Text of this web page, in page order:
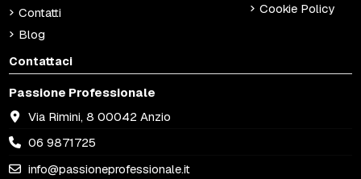
Contatti
Blog
Cookie Policy
Contattaci
Passione Professionale
Via Rimini, 8 00042 Anzio
06 9871725
info@passioneprofessionale.it